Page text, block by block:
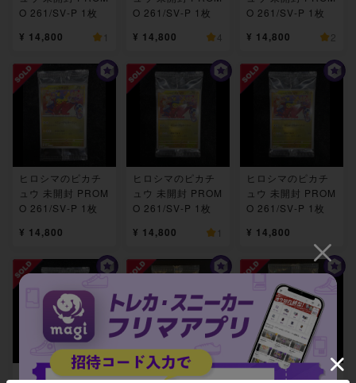
O 261/SV-P 1枚
¥ 14,800 1
O 261/SV-P 1枚
¥ 14,800 4
O 261/SV-P 1枚
¥ 14,800 2
ヒロシマのピカチ
ュウ 未開封 PROM
O 261/SV-P 1枚
¥ 14,800
ヒロシマのピカチ
ュウ 未開封 PROM
O 261/SV-P 1枚
¥ 14,800 1
ヒロシマのピカチ
ュウ 未開封 PROM
O 261/SV-P 1枚
¥ 14,800
ヒロシマのピカチ
ヒロシマのピカチ
ヒロシマのピカチ